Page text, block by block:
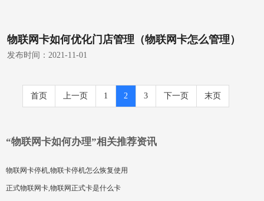
物联网卡如何优化门店管理（物联网卡怎么管理）
发布时间： 2021-11-01
首页 上一页 1 2 3 下一页 末页
“物联网卡如何办理”相关推荐资讯
物联网卡停机,物联卡停机怎么恢复使用
正式物联网卡,物联网正式卡是什么卡